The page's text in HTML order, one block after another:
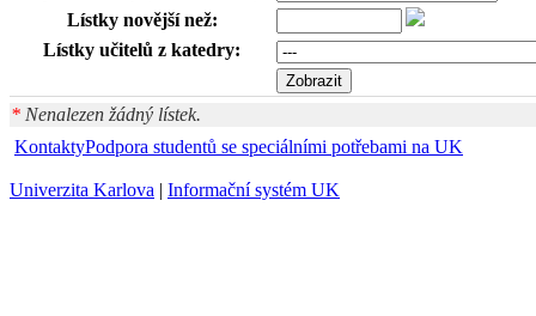
Lístky novější než:
Lístky učitelů z katedry:
* Nenalezen žádný lístek.
KontaktyPodpora studentů se speciálními potřebami na UK
Univerzita Karlova | Informační systém UK